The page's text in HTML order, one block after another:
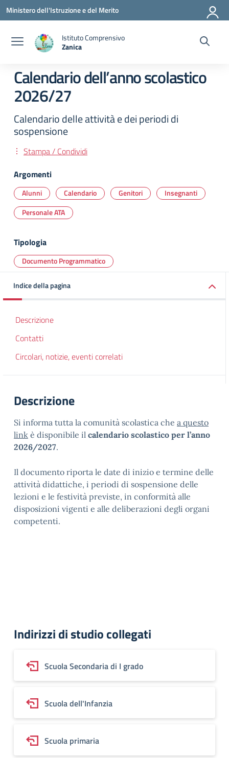
Vai ai contenuti
Vai al menu di navigazione
Vai al footer
Ministero dell'Istruzione e del Merito
Istituto Comprensivo
Zanica
Calendario dell’anno scolastico
2026/27
Calendario delle attività e dei periodi di
sospensione
Stampa / Condividi
Argomenti
Alunni Calendario Genitori
Insegnanti
Personale ATA
Tipologia
Documento Programmatico
Indice della pagina
Descrizione
Contatti
Circolari, notizie, eventi correlati
Descrizione
Si informa tutta la comunità scolastica che a questo
link è disponibile il calendario scolastico per l’anno
2026/2027.
Il documento riporta le date di inizio e termine delle
attività didattiche, i periodi di sospensione delle
lezioni e le festività previste, in conformità alle
disposizioni vigenti e alle deliberazioni degli organi
competenti.
Indirizzi di studio collegati
Scuola Secondaria di I grado
Scuola dell'Infanzia
Scuola primaria